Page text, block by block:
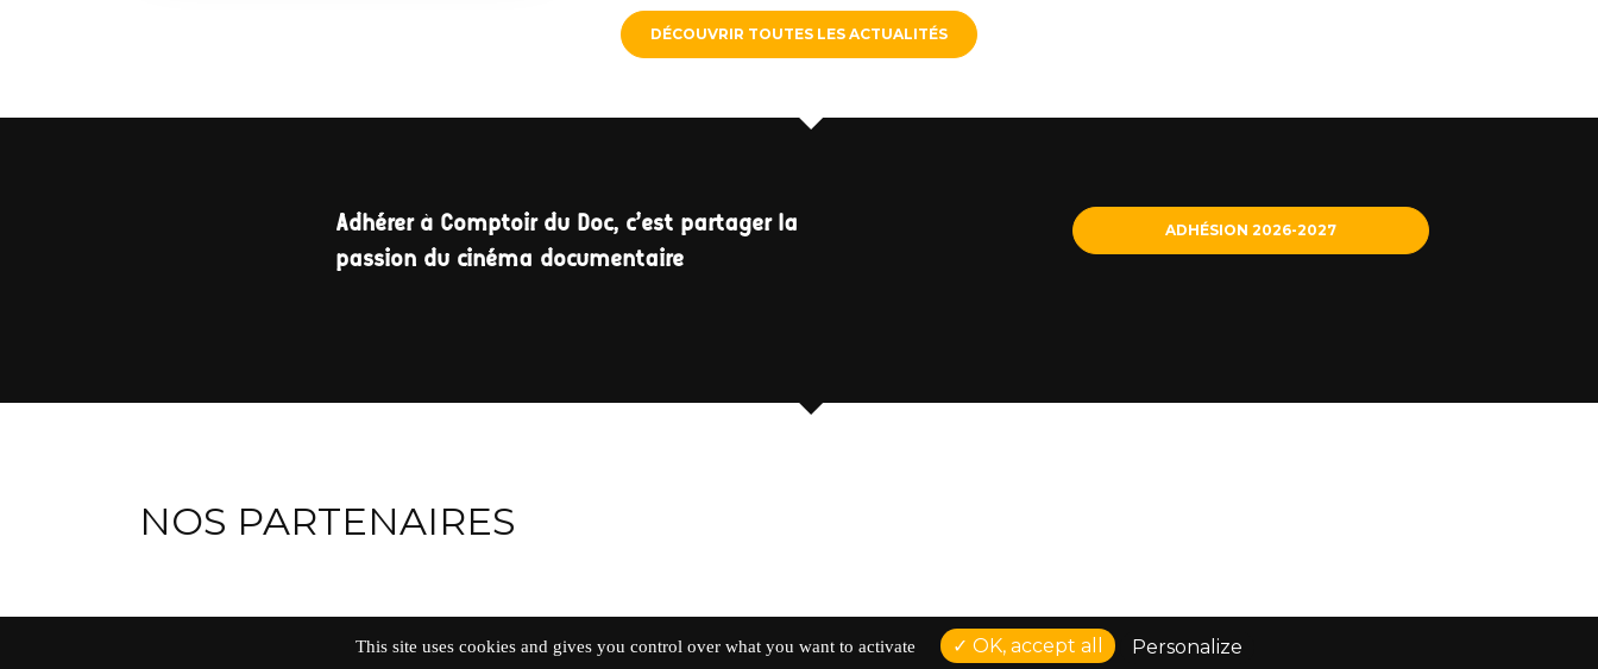
DÉCOUVRIR TOUTES LES ACTUALITÉS
Adhérer à Comptoir du Doc, c'est partager la
passion du cinéma documentaire
ADHÉSION 2026-2027
NOS PARTENAIRES
This site uses cookies and gives you control over what you want to activate OK, accept all Personalize